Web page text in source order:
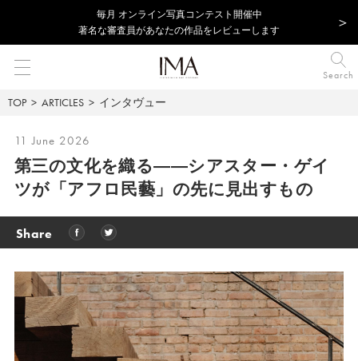
毎⽉ オンライン写真コンテスト開催中
著名な審査員があなたの作品をレビューします
Search
TOP ARTICLES インタヴュー
11 June 2026
第三の文化を織る――シアスター・ゲイ
ツが「アフロ民藝」の先に見出すもの
Share